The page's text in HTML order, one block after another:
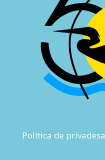
Política de privadesa